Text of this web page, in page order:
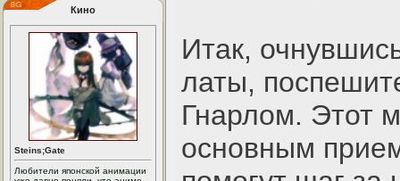
Кино
Steins;Gate
Любители японской анимации
Итак,
латы,
Гнарлом. Этот
основным